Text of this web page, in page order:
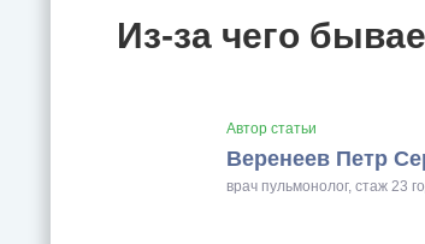
Из-за чего
Автор статьи
Веренеев Петр
врач пульмонолог, стаж 23